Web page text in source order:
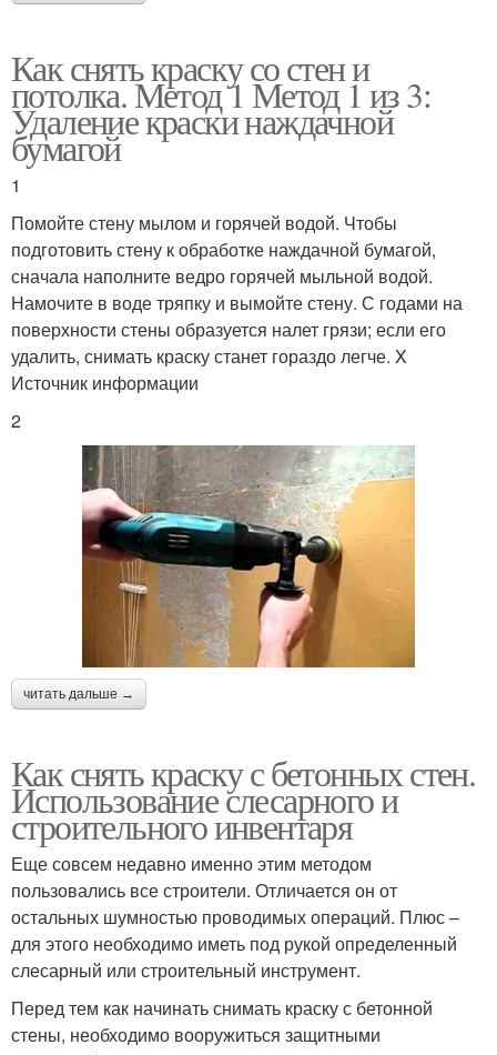
Как снять краску со стен и
потолка. Метод 1 Метод 1 из 3:
Удаление краски наждачной
бумагой
1
Помойте стену мылом и горячей водой. Чтобы
подготовить стену к обработке наждачной бумагой,
сначала наполните ведро горячей мыльной водой.
Намочите в воде тряпку и вымойте стену. С годами на
поверхности стены образуется налет грязи; если его
удалить, снимать краску станет гораздо легче. X
Источник информации
2
читать дальше →
Как снять краску с бетонных стен.
Использование слесарного и
строительного инвентаря
Еще совсем недавно именно этим методом
пользовались все строители. Отличается он от
остальных шумностью проводимых операций. Плюс –
для этого необходимо иметь под рукой определенный
слесарный или строительный инструмент.
Перед тем как начинать снимать краску с бетонной
стены, необходимо вооружиться защитными